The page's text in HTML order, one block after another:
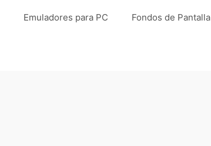
Emuladores para PC Fondos de Pantalla